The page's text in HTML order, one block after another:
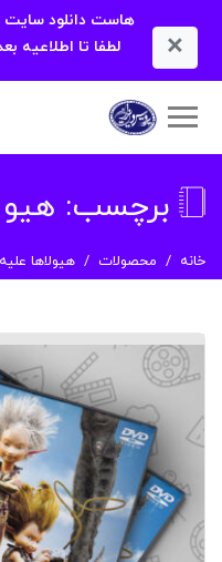
×
هاست دانلود
لطفا تا اطلاعیه
برچسب:
خانه محصولات هیولاها